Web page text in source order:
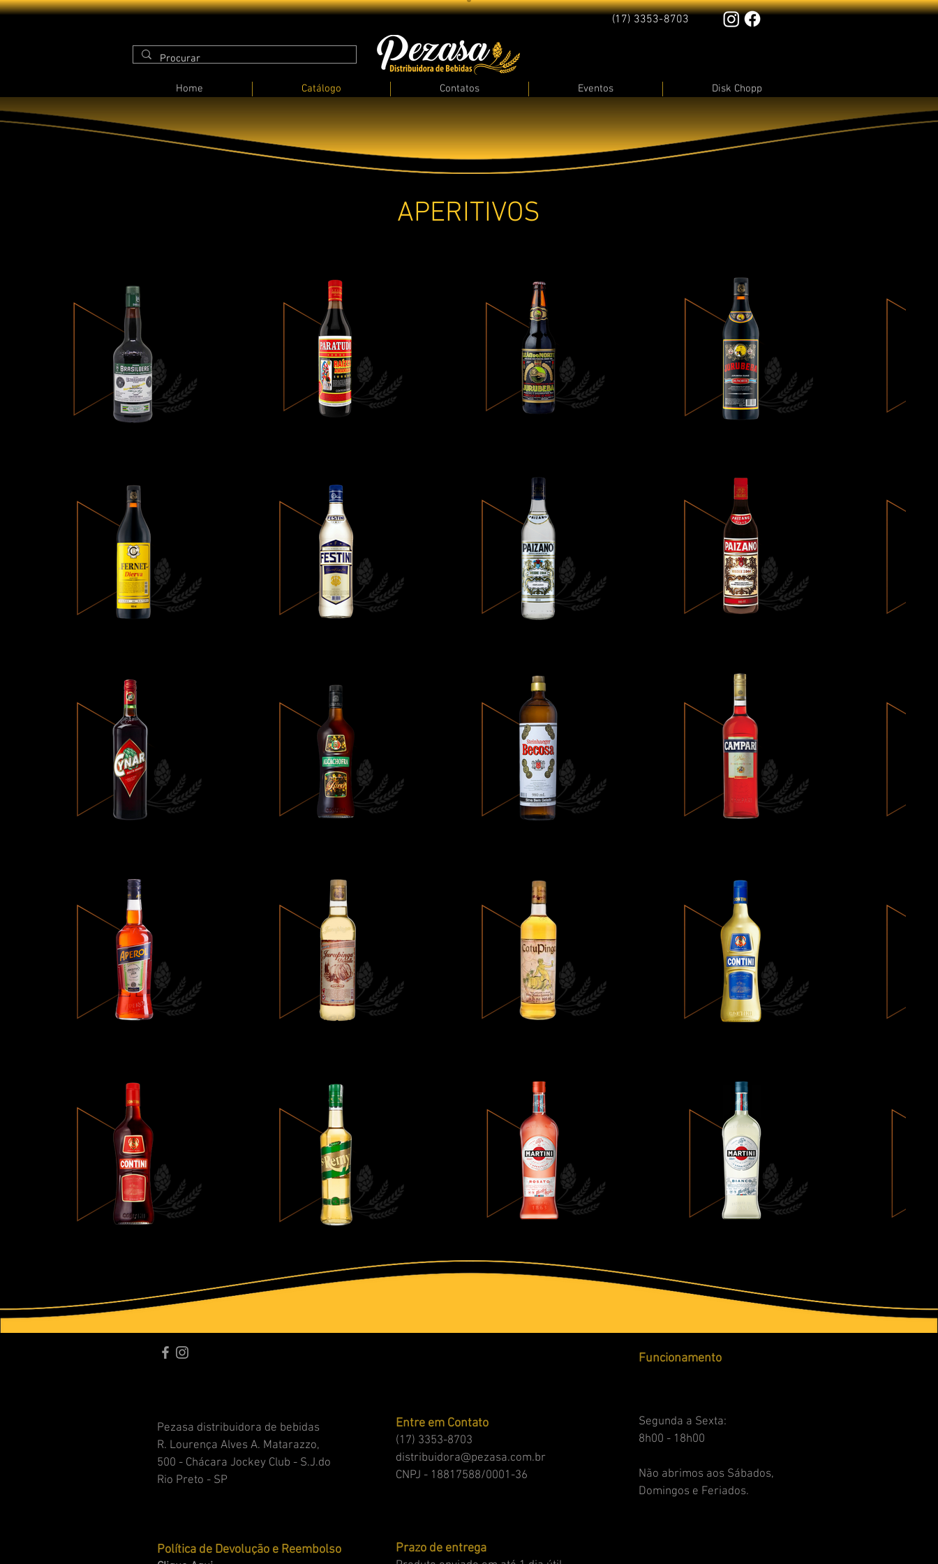
(17) 3353-8703
Home Catálogo Contatos Eventos Disk Chopp
APERITIVOS
Pezasa distribuidora de bebidas
R. Lourença Alves A. Matarazzo,
500 - Chácara Jockey Club - S.J.do
Rio Preto - SP
Política de Devolução e Reembolso
Entre em Contato
(17) 3353-8703
distribuidora@pezasa.com.br
CNPJ - 18817588/0001-36
Prazo de entrega
Funcionamento
Segunda a Sexta:
8h00 - 18h00
Não abrimos aos Sábados,
Domingos e Feriados.